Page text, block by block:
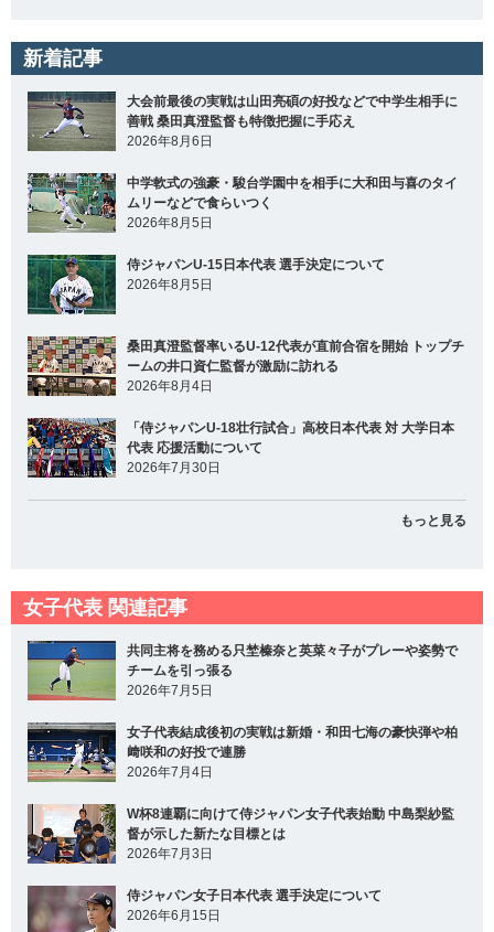
新着記事
大会前最後の実戦は山田亮碩の好投などで中学生相手に
善戦 桑田真澄監督も特徴把握に手応え
2026年8月6日
中学軟式の強豪・駿台学園中を相手に大和田与喜のタイ
ムリーなどで食らいつく
2026年8月5日
侍ジャパンU-15日本代表 選手決定について
2026年8月5日
桑田真澄監督率いるU-12代表が直前合宿を開始 トップチ
ームの井口資仁監督が激励に訪れる
2026年8月4日
「侍ジャパンU-18壮行試合」高校日本代表 対 大学日本
代表 応援活動について
2026年7月30日
もっと見る
女子代表 関連記事
共同主将を務める只埜榛奈と英菜々子がプレーや姿勢で
チームを引っ張る
2026年7月5日
女子代表結成後初の実戦は新婚・和田七海の豪快弾や柏
﨑咲和の好投で連勝
2026年7月4日
W杯8連覇に向けて侍ジャパン女子代表始動 中島梨紗監
督が示した新たな目標とは
2026年7月3日
侍ジャパン女子日本代表 選手決定について
2026年6月15日